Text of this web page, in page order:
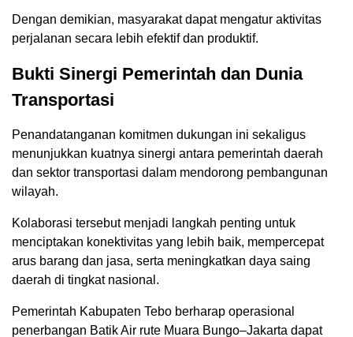
Dengan demikian, masyarakat dapat mengatur aktivitas
perjalanan secara lebih efektif dan produktif.
Bukti Sinergi Pemerintah dan Dunia
Transportasi
Penandatanganan komitmen dukungan ini sekaligus
menunjukkan kuatnya sinergi antara pemerintah daerah
dan sektor transportasi dalam mendorong pembangunan
wilayah.
Kolaborasi tersebut menjadi langkah penting untuk
menciptakan konektivitas yang lebih baik, mempercepat
arus barang dan jasa, serta meningkatkan daya saing
daerah di tingkat nasional.
Pemerintah Kabupaten Tebo berharap operasional
penerbangan Batik Air rute Muara Bungo–Jakarta dapat